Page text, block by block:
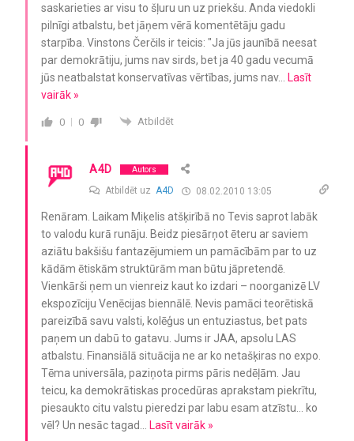
saskarieties ar visu to šļuru un uz priekšu. Anda viedokli
pilnīgi atbalstu, bet jāņem vērā komentētāju gadu
starpība. Vinstons Čerčils ir teicis: "Ja jūs jaunībā neesat
par demokrātiju, jums nav sirds, bet ja 40 gadu vecumā
jūs neatbalstat konservatīvas vērtības, jums nav…
Lasīt
vairāk »
0 0 Atbildēt
A4D Autors
Atbildēt uz A4D 08.02.2010 13:05
Renāram. Laikam Miķelis atšķirībā no Tevis saprot labāk
to valodu kurā runāju. Beidz piesārņot ēteru ar saviem
aziātu bakšišu fantazējumiem un pamācībām par to uz
kādām ētiskām struktūrām man būtu jāpretendē.
Vienkārši ņem un vienreiz kaut ko izdari – noorganizē LV
ekspozīciju Venēcijas biennālē. Nevis pamāci teorētiskā
pareizībā savu valsti, kolēģus un entuziastus, bet pats
paņem un dabū to gatavu. Jums ir JAA, apsolu LAS
atbalstu. Finansiālā situācija ne ar ko netašķiras no expo.
Tēma universāla, paziņota pirms pāris nedēļām. Jau
teicu, ka demokrātiskas procedūras aprakstam piekrītu,
piesaukto citu valstu pieredzi par labu esam atzīstu… ko
vēl? Un nesāc tagad… Lasīt vairāk »